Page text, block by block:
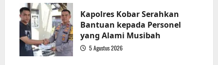
Kapolres Kobar Serahkan
Bantuan kepada Personel
yang Alami Musibah
5 Agustus 2026